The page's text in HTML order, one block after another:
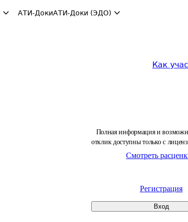
АТИ-ДокиАТИ-Доки (ЭДО)
Как
Полная информация и
отклик доступны только с
Смотреть
Регистрация
Вход